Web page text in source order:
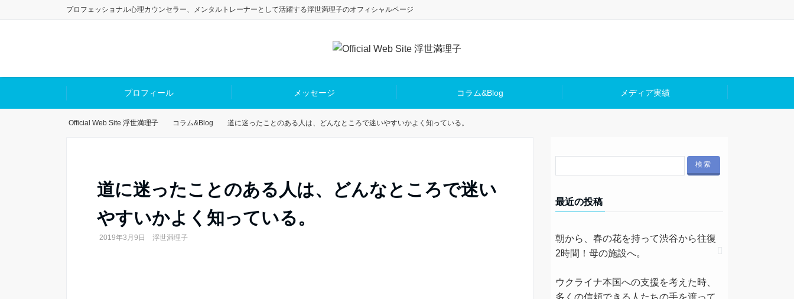
プロフェッショナル心理カウンセラー、メンタルトレーナーとして活躍する浮世満理子のオフィシャルページ
プロフィール メッセージ コラム&Blog メディア実績
Official Web Site 浮世満理子 コラム&Blog 道に迷ったことのある人は、どんなところで迷いやすいかよく知っている。
道に迷ったことのある人は、どんなところで迷い
やすいかよく知っている。
2019年3月9日 浮世満理子
最近の投稿
朝から、春の花を持って渋谷から往復
2時間！母の施設へ。
ウクライナ本国への支援を考えた時、
多くの信頼できる人たちの手を渡って